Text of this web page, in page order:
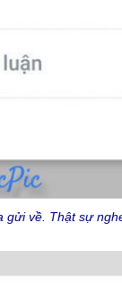
gửi về. Thật sự